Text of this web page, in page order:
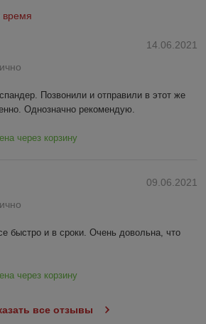
время
14.06.2021
Позвонили и отправили в этот же
Однозначно рекомендую.
через корзину
09.06.2021
быстро и в сроки. Очень довольна, что
через корзину
все отзывы